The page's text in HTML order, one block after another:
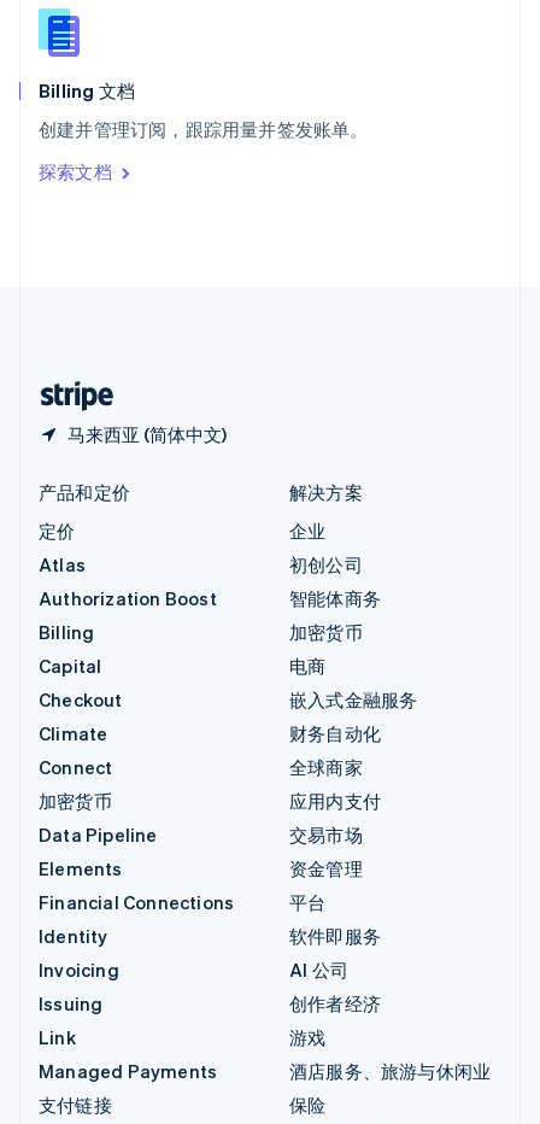
Billing 文档
创建并管理订阅，跟踪用量并签发账单。
探索文档
马来西亚 (简体中文)
新西兰
English
匈牙利
English
ItalianoEnglish
印度
English
产品和定价
定价
Atlas
Authorization Boost
Billing
Capital
Checkout
Climate
Connect
加密货币
Data Pipeline
Elements
Financial Connections
Identity
Invoicing
Issuing
Link
Managed Payments
支付链接
解决方案
企业
初创公司
智能体商务
加密货币
电商
嵌入式金融服务
财务自动化
全球商家
应用内支付
交易市场
资金管理
平台
软件即服务
AI 公司
创作者经济
游戏
酒店服务、旅游与休闲业
保险